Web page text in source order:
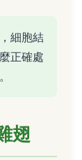
細胞結
正確處
翅